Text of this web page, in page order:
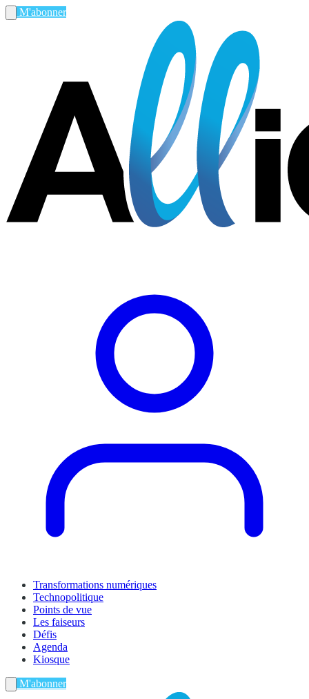
M'abonner
Transformations numériques
Technopolitique
Points de vue
Les faiseurs
Défis
Agenda
Kiosque
M'abonner